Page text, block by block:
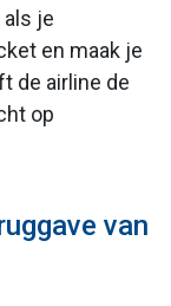
je
en maak je
de airline de
op
van